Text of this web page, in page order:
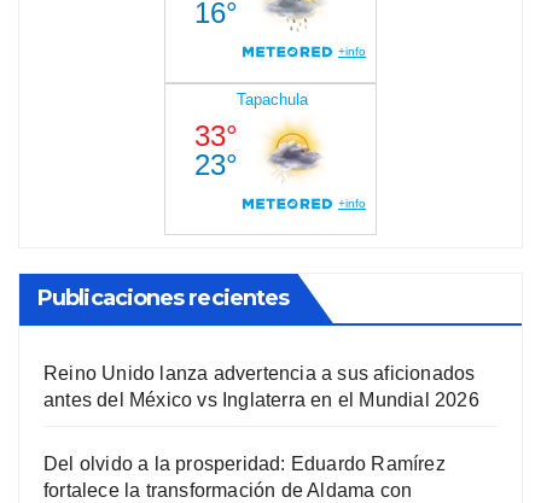
Publicaciones recientes
Reino Unido lanza advertencia a sus aficionados
antes del México vs Inglaterra en el Mundial 2026
Del olvido a la prosperidad: Eduardo Ramírez
fortalece la transformación de Aldama con